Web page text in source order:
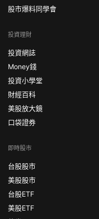
股市爆料同學會
投資理財
投資網誌
Money錢
投資小學堂
財經百科
美股放大鏡
口袋證券
即時股市
台股股市
美股股市
台股ETF
美股ETF